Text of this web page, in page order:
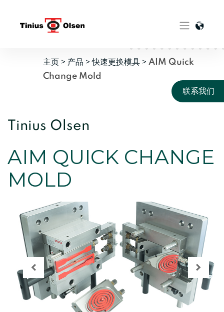
主页 > 产品 >快速更换模具 > AIM Quick
Change Mold
Tinius Olsen
AIM QUICK CHANGE
MOLD
联系我们